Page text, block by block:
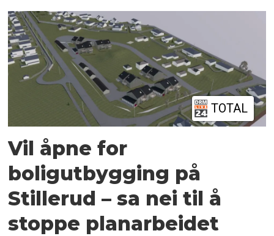
TOTAL
Vil åpne for
boligutbygging på
Stillerud – sa nei til å
stoppe planarbeidet